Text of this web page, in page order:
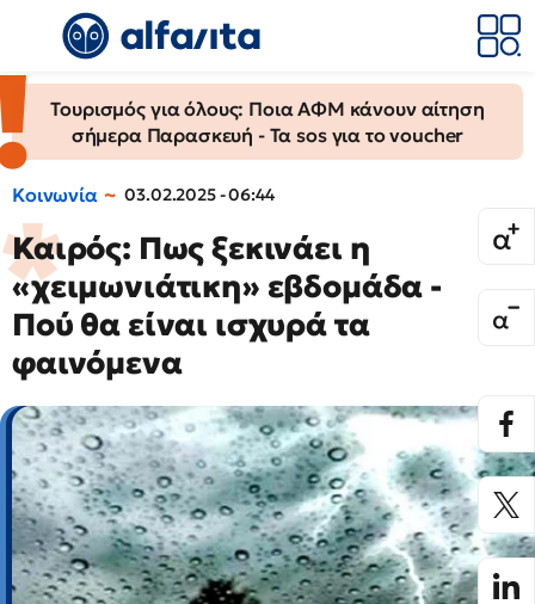
Τουρισμός για όλους: Ποια ΑΦΜ κάνουν αίτηση
σήμερα Παρασκευή - Τα sos για το voucher
Κοινωνία 03.02.2025 - 06:44
Καιρός: Πως ξεκινάει η
«χειμωνιάτικη» εβδομάδα -
Πού θα είναι ισχυρά τα
φαινόμενα